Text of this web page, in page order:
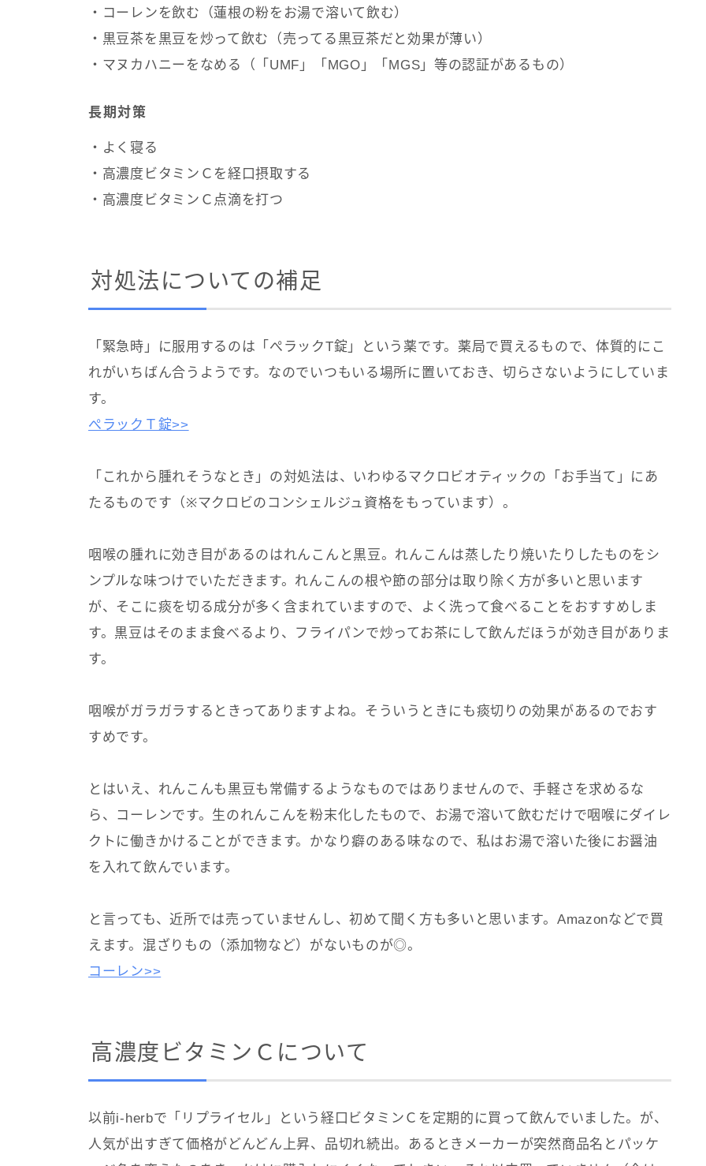
・コーレンを飲む（蓮根の粉をお湯で溶いて飲む）
・黒豆茶を黒豆を炒って飲む（売ってる黒豆茶だと効果が薄い）
・マヌカハニーをなめる（「UMF」「MGO」「MGS」等の認証があるもの）
長期対策
・よく寝る
・高濃度ビタミンＣを経口摂取する
・高濃度ビタミンＣ点滴を打つ
対処法についての補足
「緊急時」に服用するのは「ぺラックT錠」という薬です。薬局で買えるもので、体質的にこ
れがいちばん合うようです。なのでいつもいる場所に置いておき、切らさないようにしていま
す。
ぺラックＴ錠>>
「これから腫れそうなとき」の対処法は、いわゆるマクロビオティックの「お手当て」にあ
たるものです（※マクロビのコンシェルジュ資格をもっています）。
咽喉の腫れに効き目があるのはれんこんと黒豆。れんこんは蒸したり焼いたりしたものをシ
ンプルな味つけでいただきます。れんこんの根や節の部分は取り除く方が多いと思います
が、そこに痰を切る成分が多く含まれていますので、よく洗って食べることをおすすめしま
す。黒豆はそのまま食べるより、フライパンで炒ってお茶にして飲んだほうが効き目がありま
す。
咽喉がガラガラするときってありますよね。そういうときにも痰切りの効果があるのでおす
すめです。
とはいえ、れんこんも黒豆も常備するようなものではありませんので、手軽さを求めるな
ら、コーレンです。生のれんこんを粉末化したもので、お湯で溶いて飲むだけで咽喉にダイレ
クトに働きかけることができます。かなり癖のある味なので、私はお湯で溶いた後にお醤油
を入れて飲んでいます。
と言っても、近所では売っていませんし、初めて聞く方も多いと思います。Amazonなどで買
えます。混ざりもの（添加物など）がないものが◎。
コーレン>>
高濃度ビタミンＣについて
以前i-herbで「リプライセル」という経口ビタミンＣを定期的に買って飲んでいました。が、
人気が出すぎて価格がどんどん上昇、品切れ続出。あるときメーカーが突然商品名とパッケ